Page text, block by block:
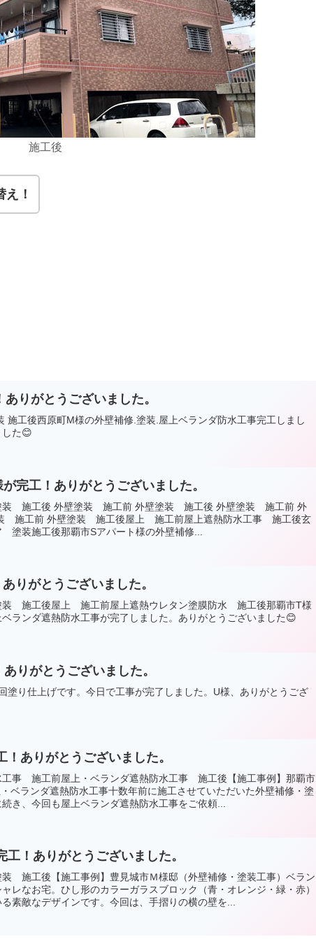
施工後
！
りがとうございました。
施工後西原町M様の外壁補修.塗装.屋上ベランダ防水工事完工しまし
た😊
完工！ありがとうございました。
装 施工後 外壁塗装 施工前 外壁塗装 施工後 外壁塗装 施工前 外
施工前 外壁塗装 施工後屋上 施工前屋上遮熱防水工事 施工後玄
装施工後那覇市Sアパート様の外壁補修...
りがとうございました。
施工後屋上 施工前屋上遮熱ウレタン塗膜防水 施工後那覇市T様
ランダ遮熱防水工事が完了しました。ありがとうございました😊
りがとうございました。
塗り仕上げです。今日で工事が完了しました。U様、ありがとうござ
！ありがとうございました。
工事 施工前屋上・ベランダ遮熱防水工事 施工後【施工事例】那覇市
ベランダ遮熱防水工事十数年前に施工させていただいた外壁補修・塗
き、今回も屋上ベランダ遮熱防水工事をご依頼...
工！ありがとうございました。
施工後【施工事例】豊見城市Ｍ様邸（外壁補修・塗装工事）ベラン
レなお宅。ひし形のカラーガラスブロック（青・オレンジ・緑・赤）
素敵なデザインです。今回は、手摺りの横の壁を...